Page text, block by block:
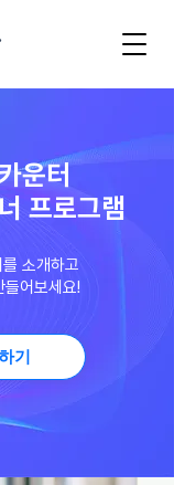
운터
프로그램
소개하고
어보세요!
기